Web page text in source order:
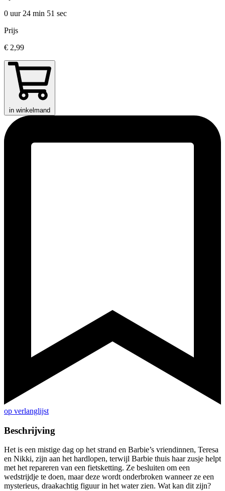
0 uur 24 min 51 sec
Prijs
€ 2,99
in winkelmand
op verlanglijst
Beschrijving
Het is een mistige dag op het strand en Barbie’s vriendinnen, Teresa
en Nikki, zijn aan het hardlopen, terwijl Barbie thuis haar zusje helpt
met het repareren van een fietsketting. Ze besluiten om een
wedstrijdje te doen, maar deze wordt onderbroken wanneer ze een
mysterieus, draakachtig figuur in het water zien. Wat kan dit zijn?